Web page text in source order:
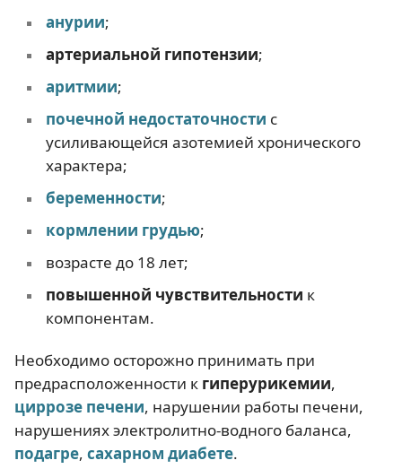
анурии;
артериальной гипотензии;
аритмии;
почечной недостаточности с
усиливающейся азотемией хронического
характера;
беременности;
кормлении грудью;
возрасте до 18 лет;
повышенной чувствительности к
компонентам.
Необходимо осторожно принимать при
предрасположенности к гиперурикемии,
циррозе печени, нарушении работы печени,
нарушениях электролитно-водного баланса,
подагре, сахарном диабете.